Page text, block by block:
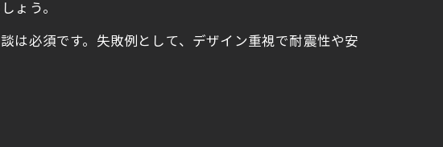
方法
夫
ょう。
は必須です。失敗例として、デザイン重視で耐震性や安